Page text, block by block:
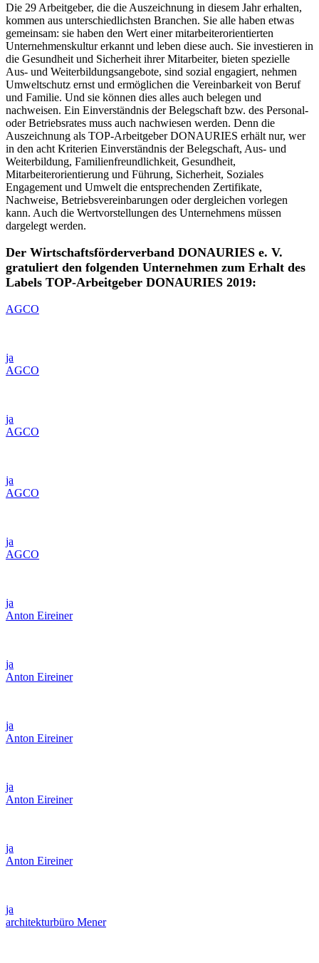
Die 29 Arbeitgeber, die die Auszeichnung in diesem Jahr erhalten,
kommen aus unterschiedlichsten Branchen. Sie alle haben etwas
gemeinsam: sie haben den Wert einer mitarbeiterorientierten
Unternehmenskultur erkannt und leben diese auch. Sie investieren in
die Gesundheit und Sicherheit ihrer Mitarbeiter, bieten spezielle
Aus- und Weiterbildungsangebote, sind sozial engagiert, nehmen
Umweltschutz ernst und ermöglichen die Vereinbarkeit von Beruf
und Familie. Und sie können dies alles auch belegen und
nachweisen. Ein Einverständnis der Belegschaft bzw. des Personal-
oder Betriebsrates muss auch nachwiesen werden. Denn die
Auszeichnung als TOP-Arbeitgeber DONAURIES erhält nur, wer
in den acht Kriterien Einverständnis der Belegschaft, Aus- und
Weiterbildung, Familienfreundlichkeit, Gesundheit,
Mitarbeiterorientierung und Führung, Sicherheit, Soziales
Engagement und Umwelt die entsprechenden Zertifikate,
Nachweise, Betriebsvereinbarungen oder dergleichen vorlegen
kann. Auch die Wertvorstellungen des Unternehmens müssen
dargelegt werden.
Der Wirtschaftsförderverband DONAURIES e. V.
gratuliert den folgenden Unternehmen zum Erhalt des
Labels TOP-Arbeitgeber DONAURIES 2019:
AGCO
ja
AGCO
ja
AGCO
ja
AGCO
ja
AGCO
ja
Anton Eireiner
ja
Anton Eireiner
ja
Anton Eireiner
ja
Anton Eireiner
ja
Anton Eireiner
ja
architekturbüro Mener